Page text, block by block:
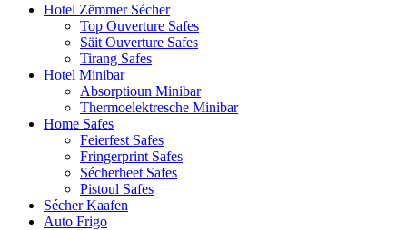
Hotel Zëmmer Sécher
Top Ouverture Safes
Säit Ouverture Safes
Tirang Safes
Hotel Minibar
Absorptioun Minibar
Thermoelektresche Minibar
Home Safes
Feierfest Safes
Fringerprint Safes
Sécherheet Safes
Pistoul Safes
Sécher Kaafen
Auto Frigo